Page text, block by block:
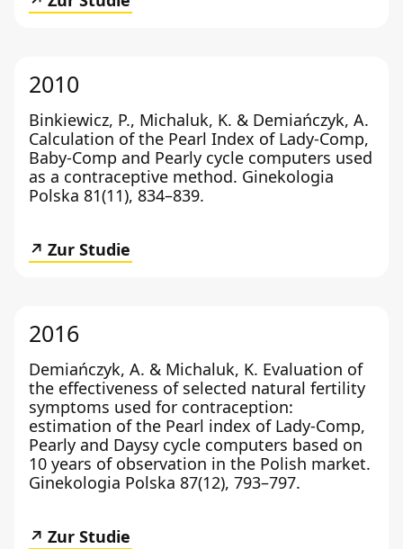
2010
Binkiewicz, P., Michaluk, K. & Demiańczyk, A.
Calculation of the Pearl Index of Lady-Comp,
Baby-Comp and Pearly cycle computers used
as a contraceptive method. Ginekologia
Polska 81(11), 834–839.
Zur Studie
2016
Demiańczyk, A. & Michaluk, K. Evaluation of
the effectiveness of selected natural fertility
symptoms used for contraception:
estimation of the Pearl index of Lady-Comp,
Pearly and Daysy cycle computers based on
10 years of observation in the Polish market.
Ginekologia Polska 87(12), 793–797.
Zur Studie